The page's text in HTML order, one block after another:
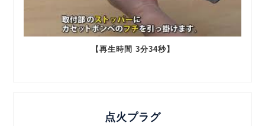
【再生時間 3分34秒】
点火プラグ